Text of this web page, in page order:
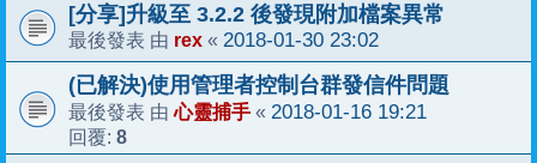
[分享]升級至 3.2.2 後發現附加檔案異常
最後發表 由 rex « 2018-01-30 23:02
(已解決)使用管理者控制台群發信件問題
最後發表 由心靈捕手 « 2018-01-16 19:21
回覆: 8